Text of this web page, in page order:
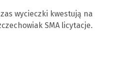
wycieczki kwestują na
SMA licytacje.